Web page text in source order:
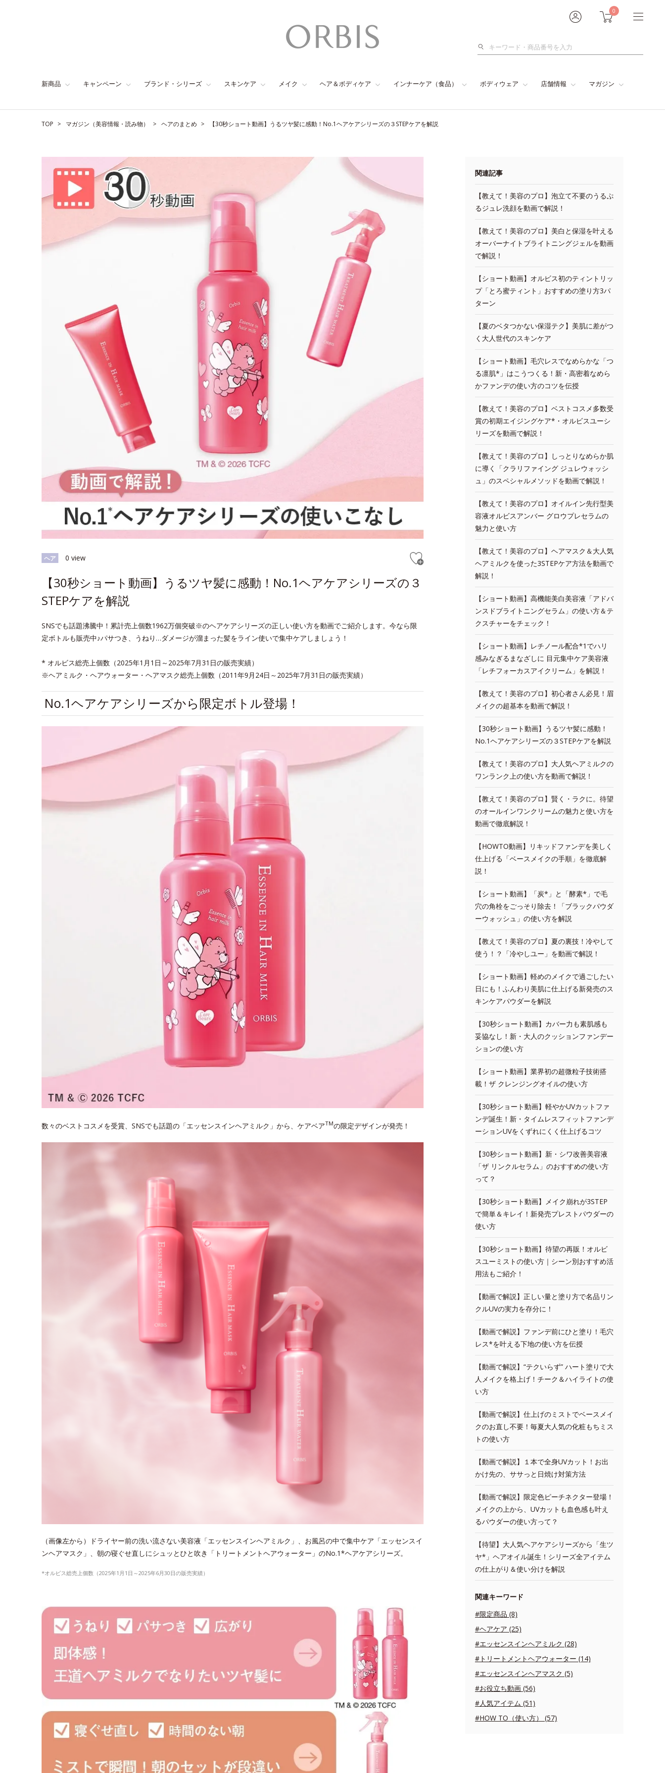
0
検
新商品 キャンペーン ブランド・シリーズ スキンケア メイク ヘア＆ボディケア インナーケア（食品） ボディウェア 店舗情報 マガジン
TOP マガジン（美容情報・読み物） ヘアのまとめ 【30秒ショート動画】うるツヤ髪に感動！No.1ヘアケアシリーズの３STEPケアを解説
ヘア 0 view
【30秒ショート動画】うるツヤ髪に感動！No.1ヘアケアシリーズの３
STEPケアを解説
SNSでも話題沸騰中！累計売上個数1962万個突破※のヘアケアシリーズの正しい使い方を動画でご紹介します。今なら限
定ボトルも販売中♪パサつき、うねり…ダメージが溜まった髪をライン使いで集中ケアしましょう！
* オルビス総売上個数（2025年1月1日～2025年7月31日の販売実績）
※ヘアミルク・ヘアウォーター・ヘアマスク総売上個数（2011年9月24日～2025年7月31日の販売実績）
No.1ヘアケアシリーズから限定ボトル登場！
数々のベストコスメを受賞、SNSでも話題の「エッセンスインヘアミルク」から、ケアベアTMの限定デザインが発売！
（画像左から）ドライヤー前の洗い流さない美容液「エッセンスインヘアミルク」、お風呂の中で集中ケア「エッセンスイ
ンヘアマスク」、朝の寝ぐせ直しにシュッとひと吹き「トリートメントヘアウォーター」のNo.1*ヘアケアシリーズ。
*オルビス総売上個数（2025年1月1日～2025年6月30日の販売実績）
関連記事
【教えて！美容のプロ】泡立て不要のうるぷ
るジュレ洗顔を動画で解説！
【教えて！美容のプロ】美白と保湿を叶える
オーバーナイトブライトニングジェルを動画
で解説！
【ショート動画】オルビス初のティントリッ
プ「とろ蜜ティント」おすすめの塗り方3パ
ターン
【夏のベタつかない保湿テク】美肌に差がつ
く大人世代のスキンケア
【ショート動画】毛穴レスでなめらかな「つ
る凛肌*」はこうつくる！新・高密着なめら
かファンデの使い方のコツを伝授
【教えて！美容のプロ】ベストコスメ多数受
賞の初期エイジングケア*・オルビスユーシ
リーズを動画で解説！
【教えて！美容のプロ】しっとりなめらか肌
に導く「クラリファイング ジュレウォッシ
ュ」のスペシャルメソッドを動画で解説！
【教えて！美容のプロ】オイルイン先行型美
容液オルビスアンバー グロウプレセラムの
魅力と使い方
【教えて！美容のプロ】ヘアマスク＆大人気
ヘアミルクを使った3STEPケア方法を動画で
解説！
【ショート動画】高機能美白美容液「アドバ
ンスドブライトニングセラム」の使い方＆テ
クスチャーをチェック！
【ショート動画】レチノール配合*1でハリ
感みなぎるまなざしに 目元集中ケア美容液
「レチフォーカスアイクリーム」を解説！
【教えて！美容のプロ】初心者さん必見！眉
メイクの超基本を動画で解説！
【30秒ショート動画】うるツヤ髪に感動！
No.1ヘアケアシリーズの３STEPケアを解説
【教えて！美容のプロ】大人気ヘアミルクの
ワンランク上の使い方を動画で解説！
【教えて！美容のプロ】賢く・ラクに。待望
のオールインワンクリームの魅力と使い方を
動画で徹底解説！
【HOWTO動画】リキッドファンデを美しく
仕上げる「ベースメイクの手順」を徹底解
説！
【ショート動画】「炭*」と「酵素*」で毛
穴の角栓をごっそり除去！「ブラックパウダ
ーウォッシュ」の使い方を解説
【教えて！美容のプロ】夏の裏技！冷やして
使う！？「冷やしユー」を動画で解説！
【ショート動画】軽めのメイクで過ごしたい
日にも！ふんわり美肌に仕上げる新発売のス
キンケアパウダーを解説
【30秒ショート動画】カバー力も素肌感も
妥協なし！新・大人のクッションファンデー
ションの使い方
【ショート動画】業界初の超微粒子技術搭
載！ザ クレンジングオイルの使い方
【30秒ショート動画】軽やかUVカットファ
ンデ誕生！新・タイムレスフィットファンデ
ーションUVをくずれにくく仕上げるコツ
【30秒ショート動画】新・シワ改善美容液
「ザ リンクルセラム」のおすすめの使い方
って？
【30秒ショート動画】メイク崩れが3STEP
で簡単＆キレイ！新発売プレストパウダーの
使い方
【30秒ショート動画】待望の再販！オルビ
スユーミストの使い方｜シーン別おすすめ活
用法もご紹介！
【動画で解説】正しい量と塗り方で名品リン
クルUVの実力を存分に！
【動画で解説】ファンデ前にひと塗り！毛穴
レス*を叶える下地の使い方を伝授
【動画で解説】“テクいらず” ハート塗りで大
人メイクを格上げ！チーク＆ハイライトの使
い方
【動画で解説】仕上げのミストでベースメイ
クのお直し不要！毎夏大人気の化粧もちミス
トの使い方
【動画で解説】１本で全身UVカット！お出
かけ先の、ササっと日焼け対策方法
【動画で解説】限定色ピーチネクター登場！
メイクの上から、UVカットも血色感も叶え
るパウダーの使い方って？
【待望】大人気ヘアケアシリーズから「生ツ
ヤ*」ヘアオイル誕生！シリーズ全アイテム
の仕上がり＆使い分けを解説
関連キーワード
#限定商品 (8)
#ヘアケア (25)
#エッセンスインヘアミルク (28)
#トリートメントヘアウォーター (14)
#エッセンスインヘアマスク (5)
#お役立ち動画 (56)
#人気アイテム (51)
#HOW TO（使い方） (57)